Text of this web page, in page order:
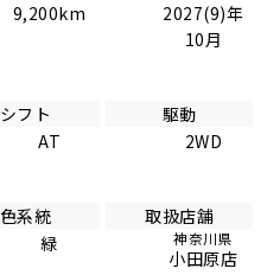
9,200km
2027(9)年
10月
シフト
AT
駆動
2WD
色系統
緑
取扱店舗
神奈川県
小田原店